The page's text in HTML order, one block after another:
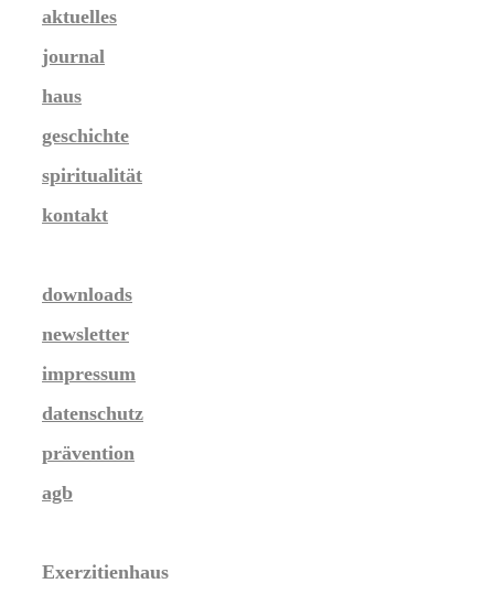
aktuelles
journal
haus
geschichte
spiritualität
kontakt
downloads
newsletter
impressum
datenschutz
prävention
agb
Exerzitienhaus